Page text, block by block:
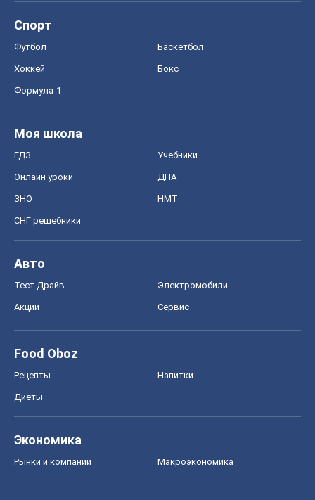
Спорт
Футбол Баскетбол
Хоккей Бокс
Формула-1
Моя школа
ГДЗ Учебники
Онлайн уроки ДПА
ЗНО НМТ
СНГ решебники
Авто
Тест Драйв Электромобили
Акции Сервис
Food Oboz
Рецепты Напитки
Диеты
Экономика
Рынки и компании Mакроэкономика